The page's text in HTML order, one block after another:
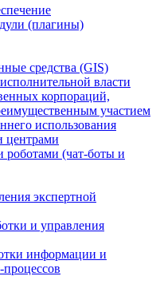
(плагины)
средства (GIS)
власти
корпораций,
участием
использования
центрами
роботами (чат-боты и
экспертной
и управления
информации и
процессов